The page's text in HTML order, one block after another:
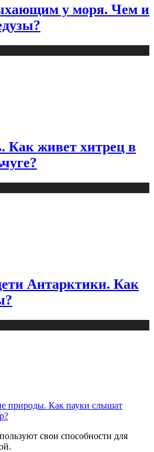
у моря. Чем и
Как живет хитрец в
Антарктики. Как
природы. Как пауки слышат
свои способности для